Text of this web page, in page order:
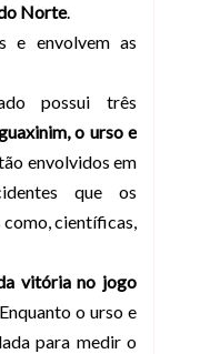
Norte.
e envolvem as
possui três
o urso e
envolvidos em
que os
científicas,
vitória no jogo
o urso e
para medir o